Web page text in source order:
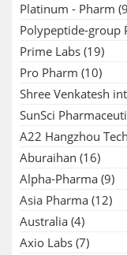
Platinum - Pharm
Polypeptide-group
Prime Labs (19)
Pro Pharm (10)
Shree Venkatesh
SunSci
A22 Hangzhou
Aburaihan (16)
Alpha-Pharma (9)
Asia Pharma (12)
Australia (4)
Axio Labs (7)